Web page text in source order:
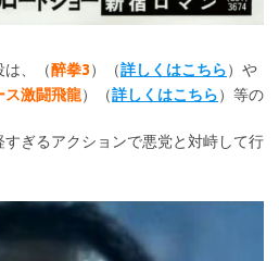
は、（醉拳3）（詳しくはこちら）や
ス激闘飛龍）（詳しくはこちら）等の
すぎるアクションで悪党と対峙して行